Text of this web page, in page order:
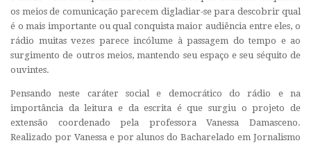
os meios de comunicação parecem digladiar-se para descobrir qual
é o mais importante ou qual conquista maior audiência entre eles, o
rádio muitas vezes parece incólume à passagem do tempo e ao
surgimento de outros meios, mantendo seu espaço e seu séquito de
ouvintes.
Pensando neste caráter social e democrático do rádio e na
importância da leitura e da escrita é que surgiu o projeto de
extensão coordenado pela professora Vanessa Damasceno.
Realizado por Vanessa e por alunos do Bacharelado em Jornalismo